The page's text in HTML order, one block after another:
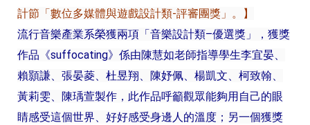
計節「數位多媒體與遊戲設計類-評審團獎」。】
流行音樂產業系榮獲兩項「音樂設計類–優選獎」，獲獎
作品《suffocating》係由陳慧如老師指導學生李宜晏、
賴顥謙、張晏菱、杜昱翔、陳妤佩、楊凱文、柯致翰、
黃莉雯、陳瑀萱製作，此作品呼籲觀眾能夠用自己的眼
睛感受這個世界、好好感受身邊人的溫度；另一個獲獎